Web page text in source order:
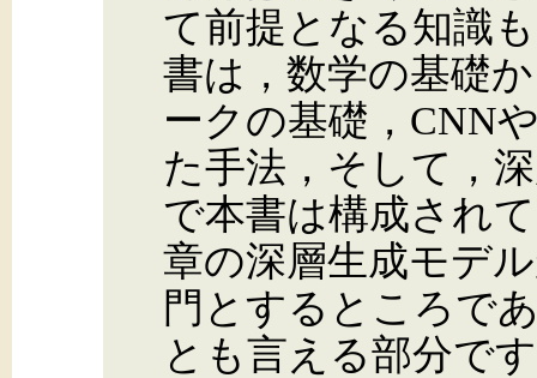
て前提となる知識
書は，数学の基礎
ークの基礎，CNN
た手法，そして，
で本書は構成され
章の深層生成モデ
門とするところで
とも言える部分で